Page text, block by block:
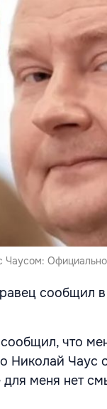
Чаусом: Официально
сообщил
что
Николай Чаус
меня нет